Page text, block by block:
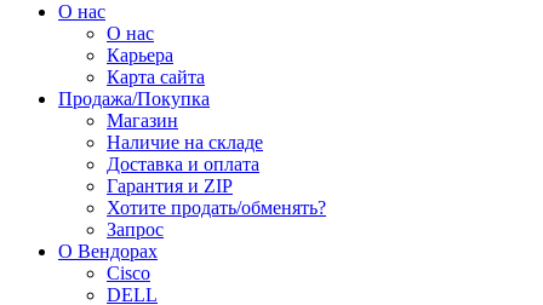
О нас
О нас
Карьера
Карта сайта
Продажа/Покупка
Магазин
Наличие на складе
Доставка и оплата
Гарантия и ZIP
Хотите продать/обменять?
Запрос
О Вендорах
Cisco
DELL